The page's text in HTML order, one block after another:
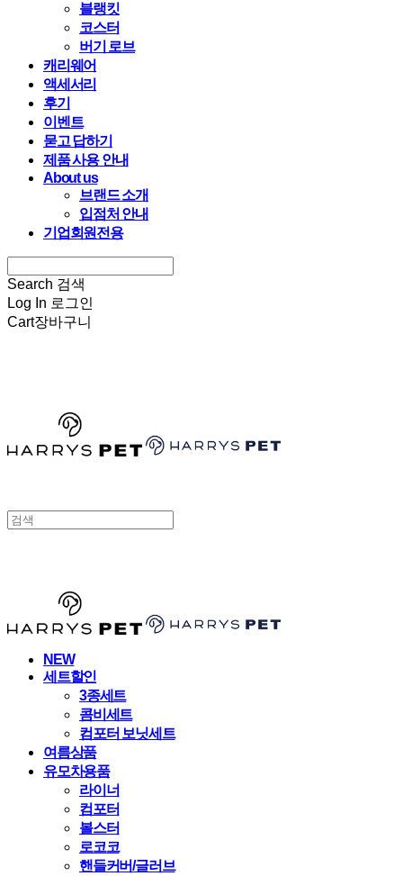
블랭킷
코스터
버기 로브
캐리웨어
액세서리
후기
이벤트
묻고 답하기
제품 사용 안내
About us
브랜드 소개
입점처 안내
기업회원전용
Search 검색
Log In 로그인
Cart장바구니
NEW
세트할인
3종세트
콤비세트
컴포터 보닛세트
여름상품
유모차용품
라이너
컴포터
볼스터
로코코
핸들커버/글러브